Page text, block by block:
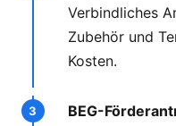
Verbindliches
Zubehör und
Kosten.
BEG-